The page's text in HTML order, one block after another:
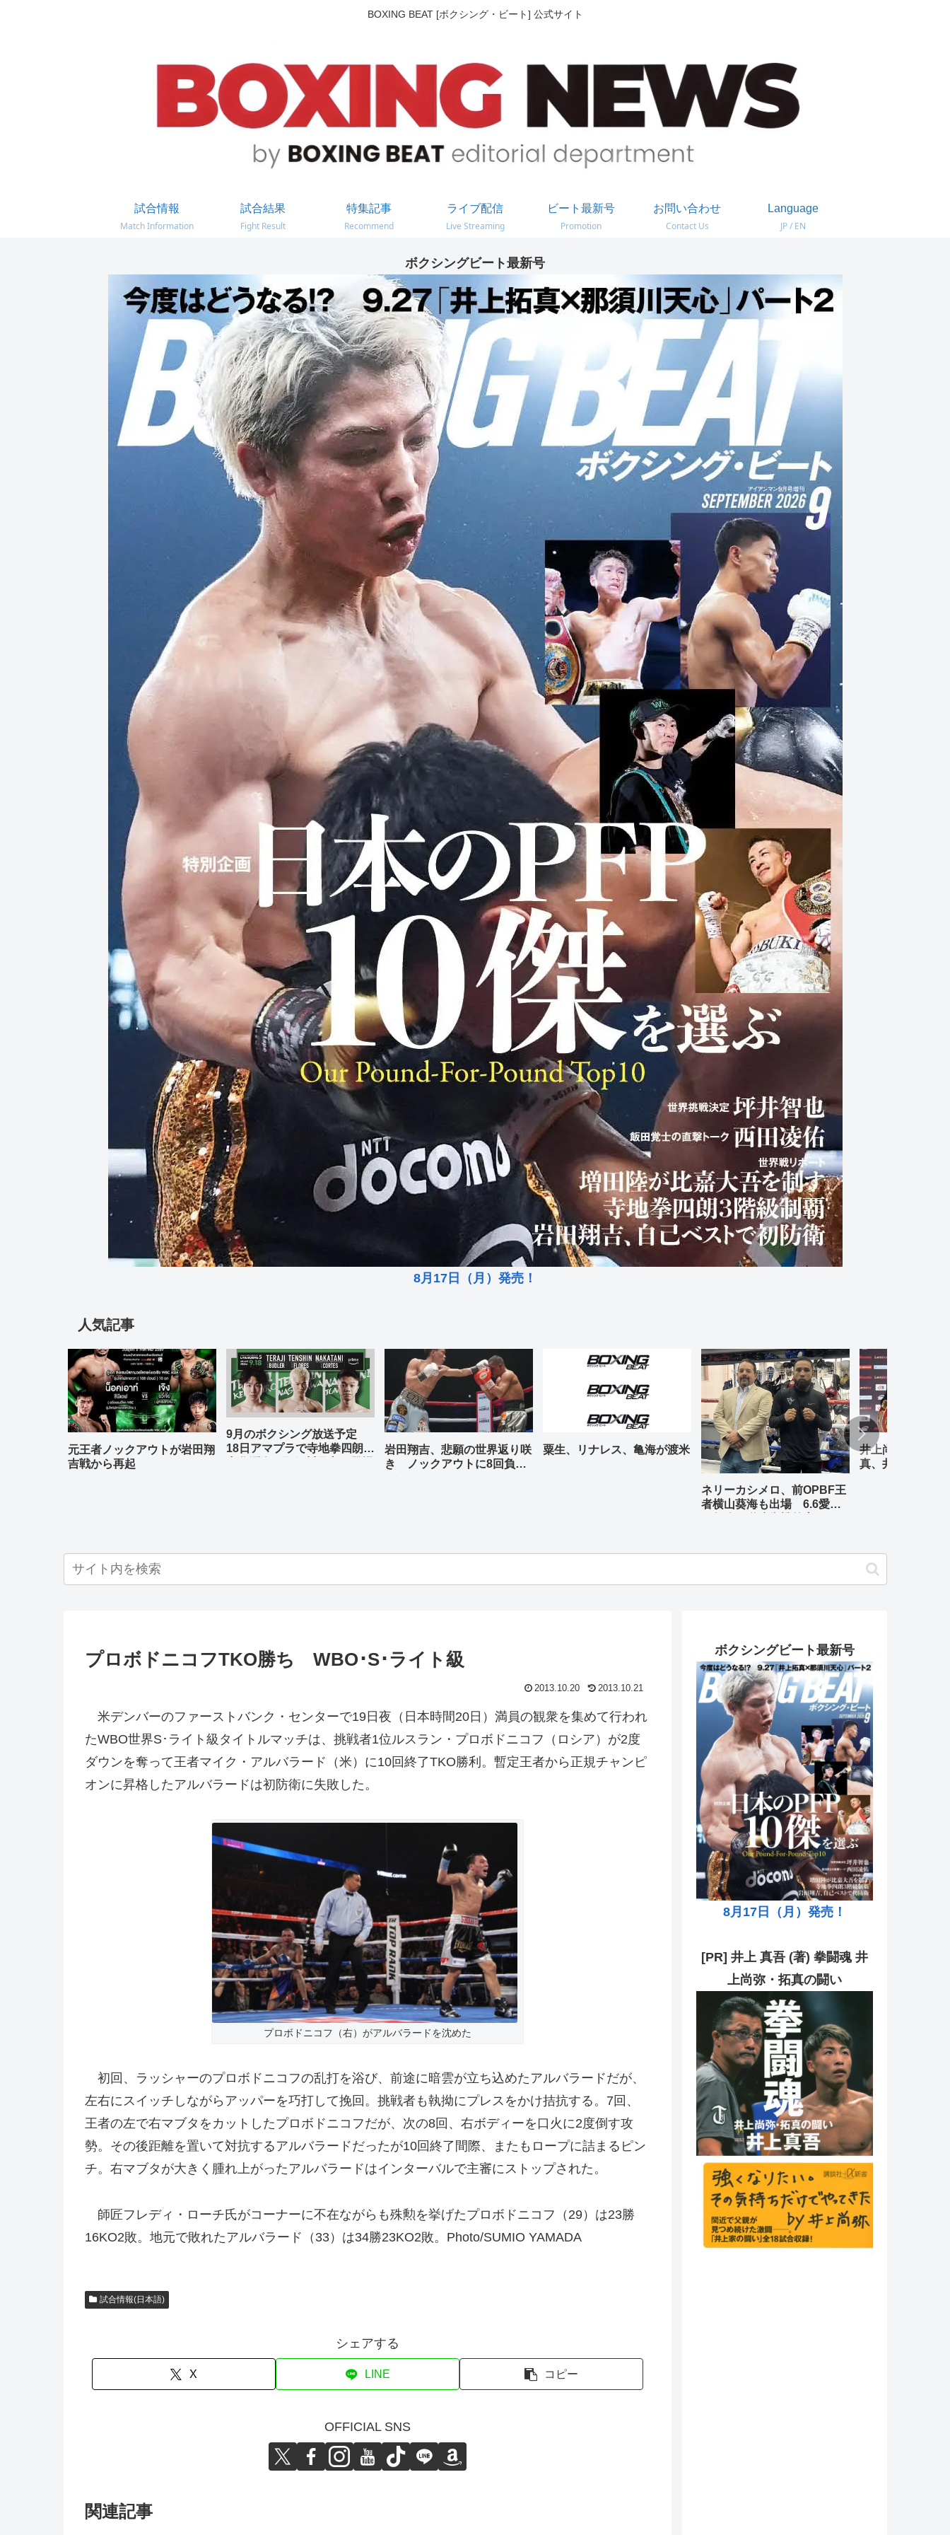
BOXING BEAT [ボクシング・ビート] 公式サイト
試合情報
Match Information
試合結果
Fight Result
特集記事
Recommend
ライブ配信
Live Streaming
ビート最新号
Promotion
お問い合わせ
Contact Us
Language
JP / EN
ボクシングビート最新号
8月17日（月）発売！
人気記事
元王者ノックアウトが岩田翔
吉戦から再起
9月のボクシング放送予定
18日アマプラで寺地拳四朗、
岩田翔吉、悲願の世界返り咲
き ノックアウトに8回負傷
粟生、リナレス、亀海が渡米
ネリーカシメロ、前OPBF王
者横山葵海も出場 6.6愛知
井上尚弥、中谷
真、井岡一翔――
プロボドニコフTKO勝ち WBO･S･ライト級
2013.10.20 2013.10.21
米デンバーのファーストバンク・センターで19日夜（日本時間20日）満員の観衆を集めて行われ
たWBO世界S･ライト級タイトルマッチは、挑戦者1位ルスラン・プロボドニコフ（ロシア）が2度
ダウンを奪って王者マイク・アルバラード（米）に10回終了TKO勝利。暫定王者から正規チャンピ
オンに昇格したアルバラードは初防衛に失敗した。
プロボドニコフ（右）がアルバラードを沈めた
初回、ラッシャーのプロボドニコフの乱打を浴び、前途に暗雲が立ち込めたアルバラードだが、
左右にスイッチしながらアッパーを巧打して挽回。挑戦者も執拗にプレスをかけ拮抗する。7回、
王者の左で右マブタをカットしたプロボドニコフだが、次の8回、右ボディーを口火に2度倒す攻
勢。その後距離を置いて対抗するアルバラードだったが10回終了間際、またもロープに詰まるピン
チ。右マブタが大きく腫れ上がったアルバラードはインターバルで主審にストップされた。
師匠フレディ・ローチ氏がコーナーに不在ながらも殊勲を挙げたプロボドニコフ（29）は23勝
16KO2敗。地元で敗れたアルバラード（33）は34勝23KO2敗。Photo/SUMIO YAMADA
試合情報(日本語)
シェアする
X LINE コピー
OFFICIAL SNS
関連記事
ボクシングビート最新号
8月17日（月）発売！
[PR] 井上 真吾 (著) 拳闘魂 井
上尚弥・拓真の闘い